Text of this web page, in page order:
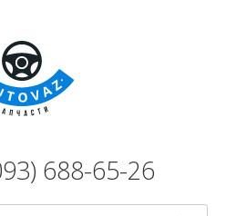
688-65-26